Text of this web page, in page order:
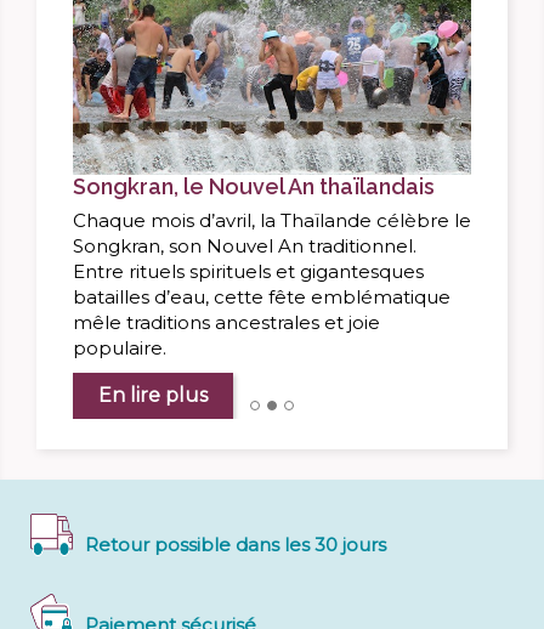
Songkran, le Nouvel An thaïlandais
Chaque mois d’avril, la Thaïlande célèbre le
Songkran, son Nouvel An traditionnel.
Entre rituels spirituels et gigantesques
batailles d’eau, cette fête emblématique
mêle traditions ancestrales et joie
populaire.
En lire plus
Retour possible dans les 30 jours